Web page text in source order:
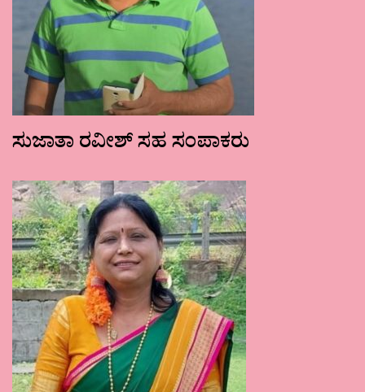
ಸುಜಾತಾ ರವೀಶ್ ಸಹ ಸಂಪಾಕರು